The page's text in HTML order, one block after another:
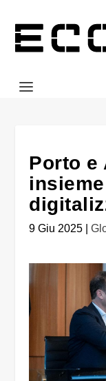
Porto e
9 Giu 2025 |